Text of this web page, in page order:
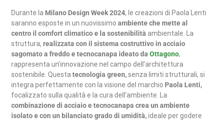
Durante la Milano Design Week 2024, le creazioni di Paola Lenti
saranno esposte in un nuovissimoambiente che mette al
centro il comfort climatico e la sostenibilità ambientale. La
struttura,realizzata con il sistema costruttivo in acciaio
sagomato a freddo e tecnocanapa ideato daOttagono,
rappresenta un’innovazione nel campo dell’architettura
sostenibile. Questa tecnologia green,senza limiti strutturali, si
integra perfettamente con la visione del marchio Paola Lenti,
focalizzato sulla qualità e la cura dell’ambiente. La
combinazione di acciaio e tecnocanapa crea un ambiente
isolato e con un bilanciato grado di umidità,ideale per godere